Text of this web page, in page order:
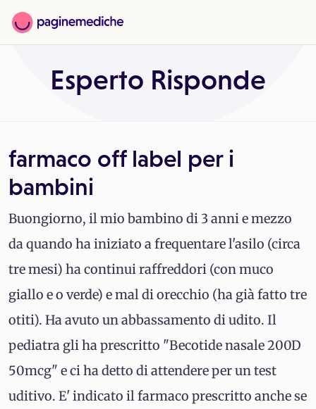
Esperto Risponde
farmaco off label per i
bambini
Buongiorno, il mio bambino di 3 anni e mezzo
da quando ha iniziato a frequentare l'asilo (circa
tre mesi) ha continui raffreddori (con muco
giallo e o verde) e mal di orecchio (ha già fatto tre
otiti). Ha avuto un abbassamento di udito. Il
pediatra gli ha prescritto "Becotide nasale 200D
50mcg" e ci ha detto di attendere per un test
uditivo. E' indicato il farmaco prescritto anche se